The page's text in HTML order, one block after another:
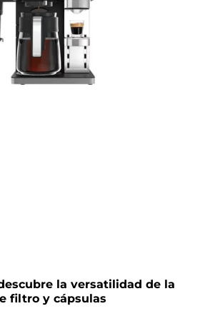
la versatilidad de la
filtro y cápsulas